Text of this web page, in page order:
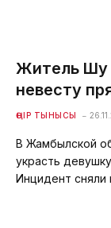
Житель Шу
невесту
ӨҢІР ТЫНЫСЫ
В Жамбылской
украсть
Инцидент